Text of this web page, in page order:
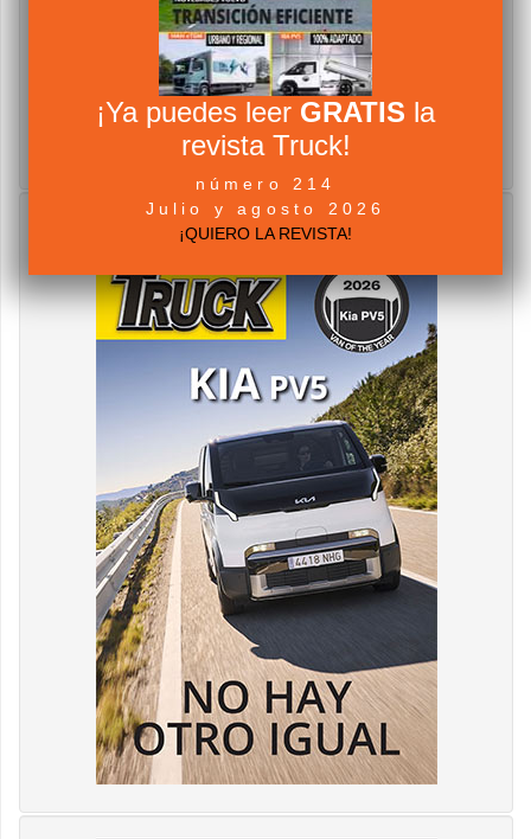
¡Ya puedes leer GRATIS la
revista Truck!
número 214
Julio y agosto 2026
¡QUIERO LA REVISTA!